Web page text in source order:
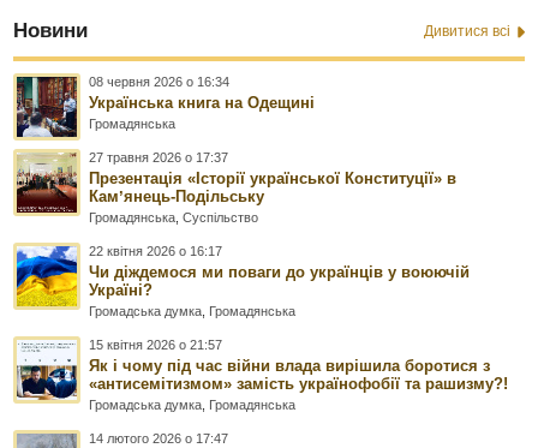
Новини Дивитися всі
08 червня 2026 о 16:34
Українська книга на Одещині
Громадянська
27 травня 2026 о 17:37
Презентація «Історії української Конституції» в
Камʼянець-Подільську
Громадянська ,Суспільство
22 квітня 2026 о 16:17
Чи діждемося ми поваги до українців у воюючій
Україні?
Громадська думка Громадянська
15 квітня 2026 о 21:57
Як і чому під час війни влада вирішила боротися з
«антисемітизмом» замість українофобії та рашизму?!
Громадська думка Громадянська
14 лютого 2026 о 17:47